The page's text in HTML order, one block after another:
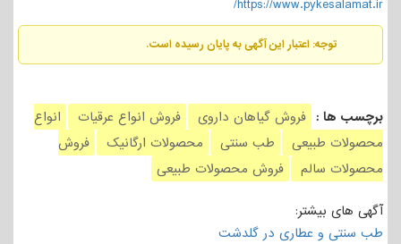
https://www.pykesalamat.ir/
توجه: اعتبار این آگهی به پایان رسیده است.
برچسب ها : فروش گیاهان داروی فروش انواع عرقیات
انواع
محصولات طبیعی
طب سنتی محصولات ارگانیک
فروش
محصولات سالم
فروش محصولات طبیعی
آگهی های بیشتر:
طب سنتی و عطاری در گلدشت